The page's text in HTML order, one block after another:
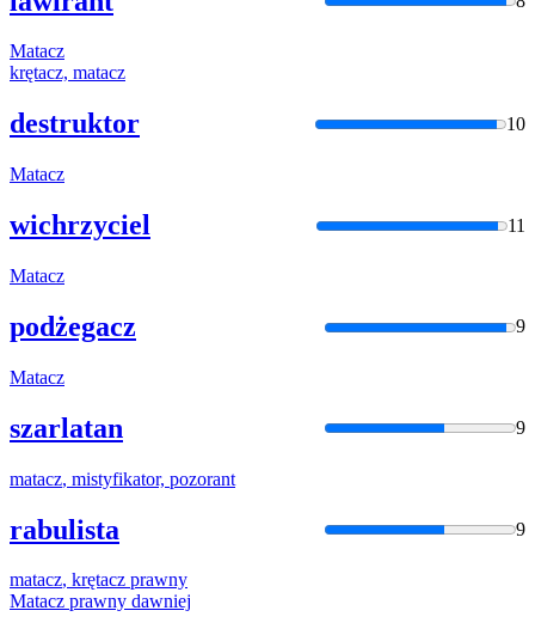
Matacz
krętacz, matacz
destruktor 10
Matacz
wichrzyciel 11
Matacz
podżegacz 9
Matacz
szarlatan 9
matacz, mistyfikator, pozorant
rabulista 9
matacz, krętacz prawny
Matacz prawny dawniej